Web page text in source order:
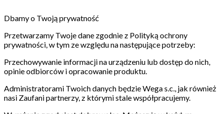
Dbamy o Twoją prywatność
Przetwarzamy Twoje dane zgodnie z Polityką ochrony
prywatności, w tym ze względu na następujące potrzeby:
Przechowywanie informacji na urządzeniu lub dostęp do nich,
opinie odbiorców i opracowanie produktu.
Administratorami Twoich danych będzie Wega s.c., jak również
nasi Zaufani partnerzy, z którymi stale współpracujemy.